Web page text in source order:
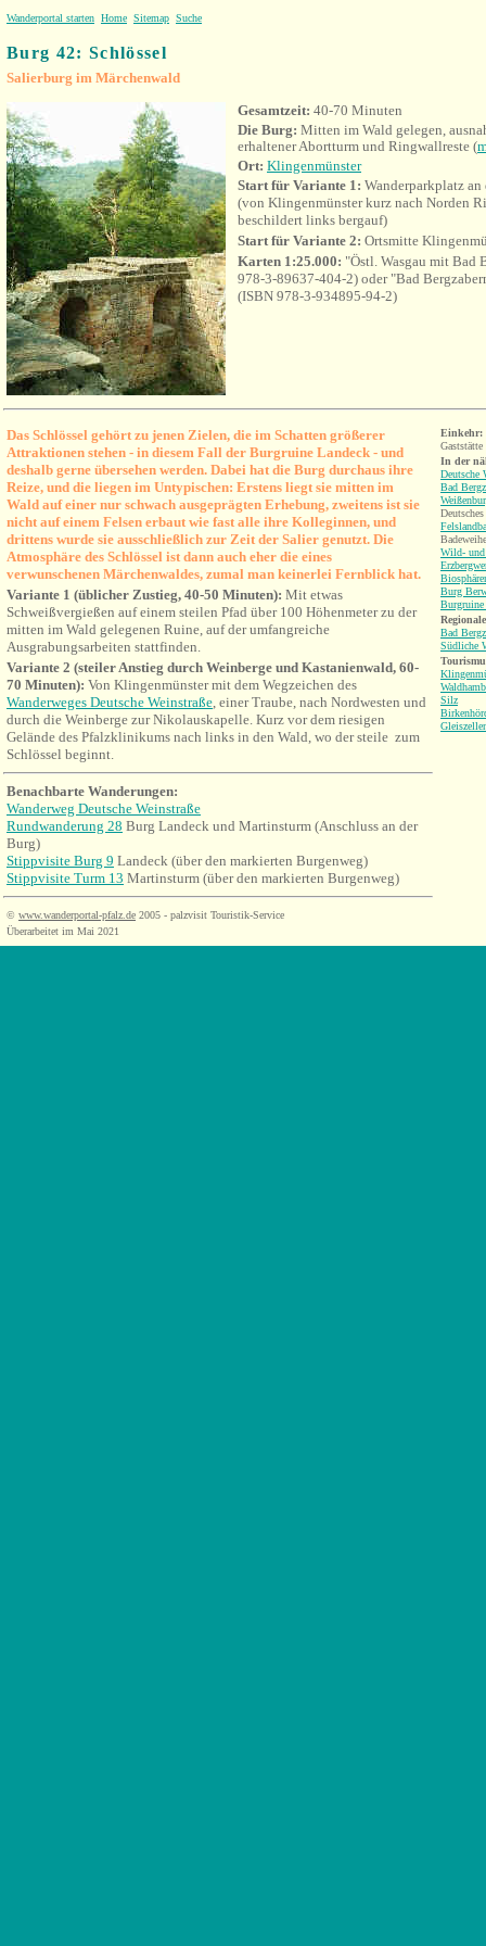
Wanderportal starten Home Sitemap Suche
Burg 42: Schlössel
Salierburg im Märchenwald
Gesamtzeit: 40-70 Minuten
Die Burg: Mitten im Wald gelegen,
erhaltener Abortturm und Ringwallreste (
Ort: Klingenmünster
Start für Variante 1: Wanderparkplatz
(von Klingenmünster kurz nach Norden
beschildert links bergauf)
Start für Variante 2: Ortsmitte
Karten 1:25.000: "Östl. Wasgau mit Bad
978-3-89637-404-2) oder "Bad
(ISBN 978-3-934895-94-2)
Das Schlössel gehört zu jenen Zielen, die im Schatten größerer
Attraktionen stehen - in diesem Fall der Burgruine Landeck - und
deshalb gerne übersehen werden. Dabei hat die Burg durchaus ihre
Reize, und die liegen im Untypischen: Erstens liegt sie mitten im
Wald auf einer nur schwach ausgeprägten Erhebung, zweitens ist sie
nicht auf einem Felsen erbaut wie fast alle ihre Kolleginnen, und
drittens wurde sie ausschließlich zur Zeit der Salier genutzt. Die
Atmosphäre des Schlössel ist dann auch eher die eines
verwunschenen Märchenwaldes, zumal man keinerlei Fernblick hat.
Variante 1 (üblicher Zustieg, 40-50 Minuten): Mit etwas
Schweißvergießen auf einem steilen Pfad über 100 Höhenmeter zu der
mitten im Wald gelegenen Ruine, auf der umfangreiche
Ausgrabungsarbeiten stattfinden.
Variante 2 (steiler Anstieg durch Weinberge und Kastanienwald, 60-
70 Minuten): Von Klingenmünster mit dem Wegzeichen des
Wanderweges Deutsche Weinstraße, einer Traube, nach Nordwesten und
durch die Weinberge zur Nikolauskapelle. Kurz vor dem riesigen
Gelände des Pfalzklinikums nach links in den Wald, wo der steile zum
Schlössel beginnt.
Benachbarte Wanderungen:
Wanderweg Deutsche Weinstraße
Rundwanderung 28 Burg Landeck und Martinsturm (Anschluss an der
Burg)
Stippvisite Burg 9 Landeck (über den markierten Burgenweg)
Stippvisite Turm 13 Martinsturm (über den markierten Burgenweg)
© www.wanderportal-pfalz.de 2005 - palzvisit Touristik-Service
Überarbeitet im Mai 2021
Einkehr:
In der
Deutsche
Bad
Wild- und
Burg
Bad
Südliche
Silz